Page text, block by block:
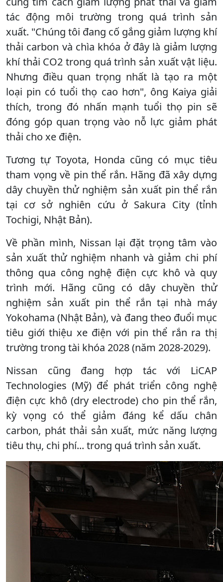
tác động môi trường trong quá trình sản
xuất. "Chúng tôi đang cố gắng giảm lượng khí
thải carbon và chìa khóa ở đây là giảm lượng
khí thải CO2 trong quá trình sản xuất vật liệu.
Nhưng điều quan trọng nhất là tạo ra một
loại pin có tuổi thọ cao hơn", ông Kaiya giải
thích, trong đó nhấn mạnh tuổi thọ pin sẽ
đóng góp quan trọng vào nỗ lực giảm phát
thải cho xe điện.
Tương tự Toyota, Honda cũng có mục tiêu
tham vọng về pin thể rắn. Hãng đã xây dựng
dây chuyền thử nghiệm sản xuất pin thể rắn
tại cơ sở nghiên cứu ở Sakura City (tỉnh
Tochigi, Nhật Bản).
Về phần mình, Nissan lại đặt trọng tâm vào
sản xuất thử nghiệm nhanh và giảm chi phí
thông qua công nghệ điện cực khô và quy
trình mới. Hãng cũng có dây chuyền thử
nghiệm sản xuất pin thể rắn tại nhà máy
Yokohama (Nhật Bản), và đang theo đuổi mục
tiêu giới thiệu xe điện với pin thể rắn ra thị
trường trong tài khóa 2028 (năm 2028-2029).
Nissan cũng đang hợp tác với LiCAP
Technologies (Mỹ) để phát triển công nghệ
điện cực khô (dry electrode) cho pin thể rắn,
kỳ vọng có thể giảm đáng kể dấu chân
carbon, phát thải sản xuất, mức năng lượng
tiêu thụ, chi phí... trong quá trình sản xuất.